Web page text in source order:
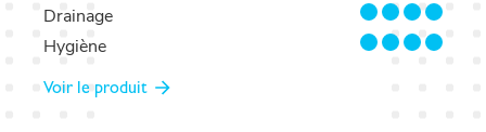
Drainage
4/4
Hygiène
4/4
Voir le produit